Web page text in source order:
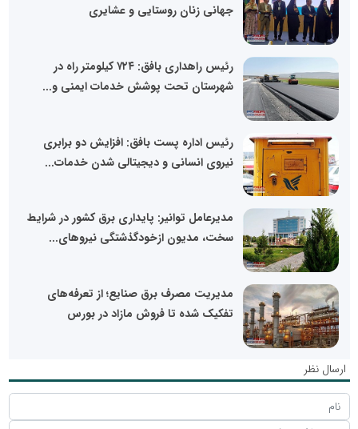
جهانی زنان روستایی و عشایری
رئیس راهداری بافق: ۷۲۴ کیلومتر راه در
شهرستان تحت پوشش خدمات ایمنی و...
رئیس اداره پست بافق: افزایش دو برابری
نیروی انسانی و دیجیتالی شدن خدمات...
مدیرعامل توانیر: پایداری برق کشور در شرایط
سخت، مدیون ازخودگذشتگی نیروهای...
مدیریت مصرف برق صنایع؛ از تعرفه‌های
تفکیک‌ شده تا فروش مازاد در بورس
ارسال نظر